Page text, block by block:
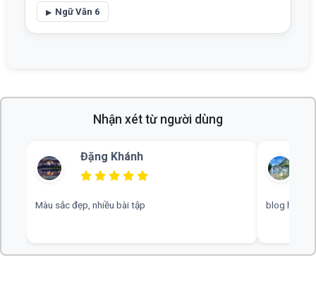
Ngữ Văn 6
Nhận xét từ người dùng
Đặng Khánh
Màu sắc đẹp, nhiều bài tập blog hay,